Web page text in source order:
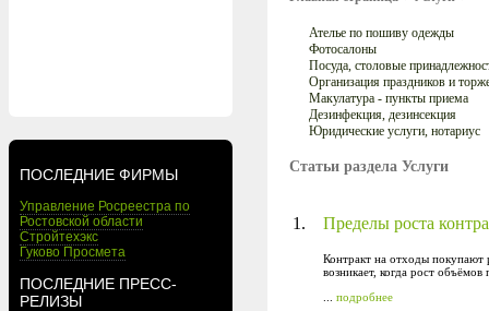
ПОСЛЕДНИЕ ФИРМЫ
Управление Росреестра по
Ростовской области
Стройтехэкс
Гуково Просмета
ПОСЛЕДНИЕ ПРЕСС-
РЕЛИЗЫ
Ателье по пошиву одежды
Фотосалоны
Посуда, столовые
Организация праздников и
Макулатура - пункты приема
Дезинфекция, дезинсекция
Юридические услуги, нотариус
Статьи раздела Услуги
1. Пределы роста
Контракт на отходы
возникает, когда рост
подробнее